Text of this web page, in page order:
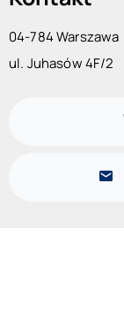
04-784 Warszawa
ul. Juhasów 4F/2